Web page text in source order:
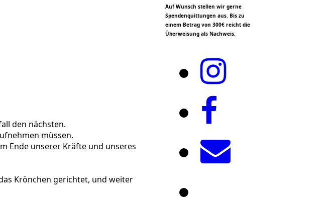
den nächsten.
müssen.
Ende unserer Kräfte und unseres
Krönchen gerichtet, und weiter
Auf Wunsch stellen wir gerne
Spendenquittungen aus. Bis zu
einem Betrag von 300€ reicht die
Überweisung als Nachweis.